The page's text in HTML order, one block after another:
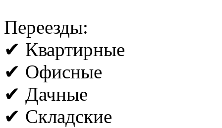
Переезды:
✔ Квартирные
✔ Офисные
✔ Дачные
✔ Складские